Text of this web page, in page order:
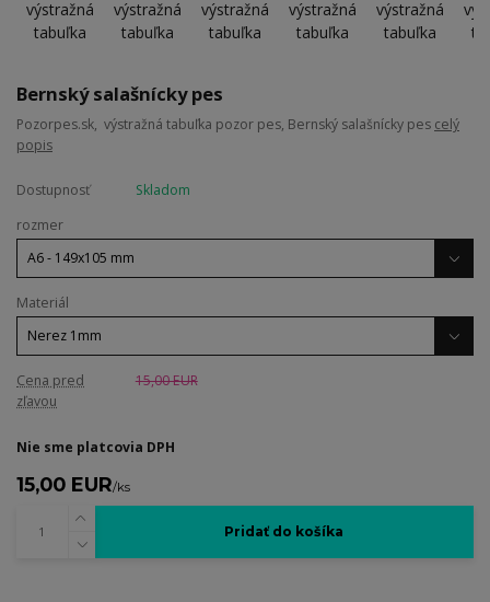
Bernský salašnícky pes
Pozorpes.sk, výstražná tabuľka pozor pes, Bernský salašnícky pes celý
popis
Dostupnosť
Skladom
rozmer
Materiál
Cena pred
zľavou
15,00 EUR
Nie sme platcovia DPH
15,00 EUR/ks
Pridať do košíka